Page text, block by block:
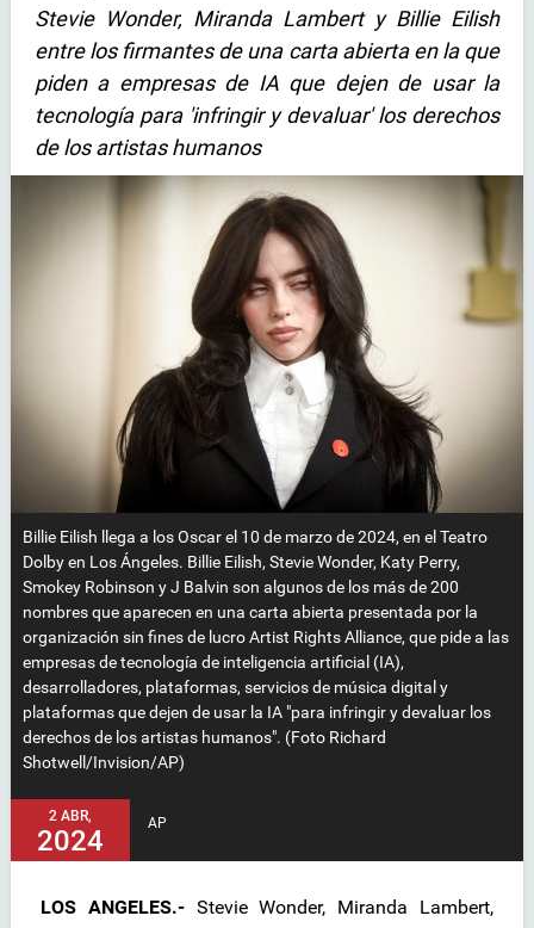
Stevie Wonder, Miranda Lambert y Billie Eilish
entre los firmantes de una carta abierta en la que
piden a empresas de IA que dejen de usar la
tecnología para 'infringir y devaluar' los derechos
de los artistas humanos
Billie Eilish llega a los Oscar el 10 de marzo de 2024, en el Teatro
Dolby en Los Ángeles. Billie Eilish, Stevie Wonder, Katy Perry,
Smokey Robinson y J Balvin son algunos de los más de 200
nombres que aparecen en una carta abierta presentada por la
organización sin fines de lucro Artist Rights Alliance, que pide a las
empresas de tecnología de inteligencia artificial (IA),
desarrolladores, plataformas, servicios de música digital y
plataformas que dejen de usar la IA "para infringir y devaluar los
derechos de los artistas humanos". (Foto Richard
Shotwell/Invision/AP)
2 ABR,
2024
AP
LOS ANGELES.-Stevie Wonder, Miranda Lambert,